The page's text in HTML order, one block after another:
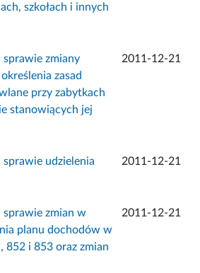
szkołach i innych
sprawie zmiany
zasad
przy zabytkach
stanowiących jej
2011-12-21
udzielenia
2011-12-21
sprawie zmian w
planu dochodów w
852 i 853 oraz zmian
2011-12-21